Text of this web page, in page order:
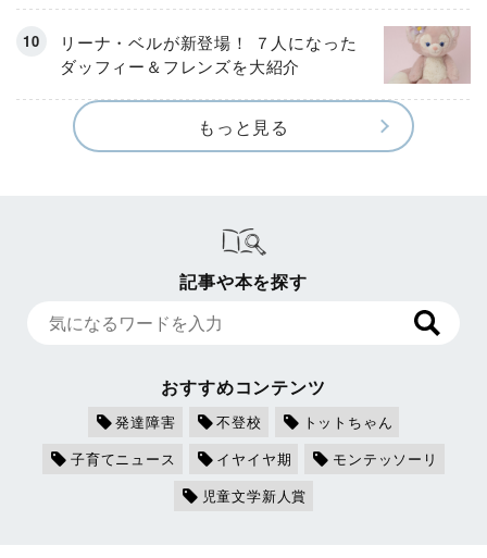
リーナ・ベルが新登場！ ７人になった
ダッフィー＆フレンズを大紹介
もっと見る
記事や本を探す
おすすめコンテンツ
発達障害 不登校
トットちゃん
子育てニュース
イヤイヤ期
モンテッソーリ
児童文学新人賞